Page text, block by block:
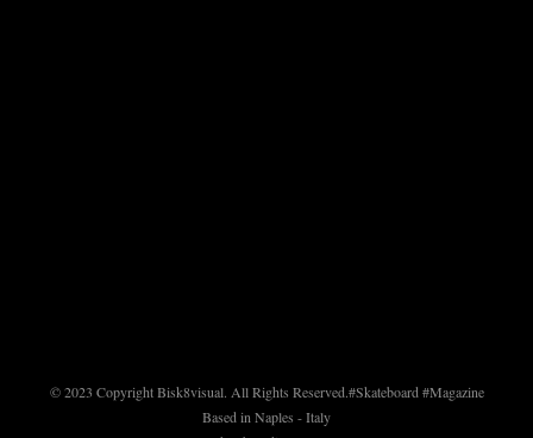
© 2023 Copyright Bisk8visual. All Rights Reserved.#Skateboard #Magazine
Based in Naples - Italy